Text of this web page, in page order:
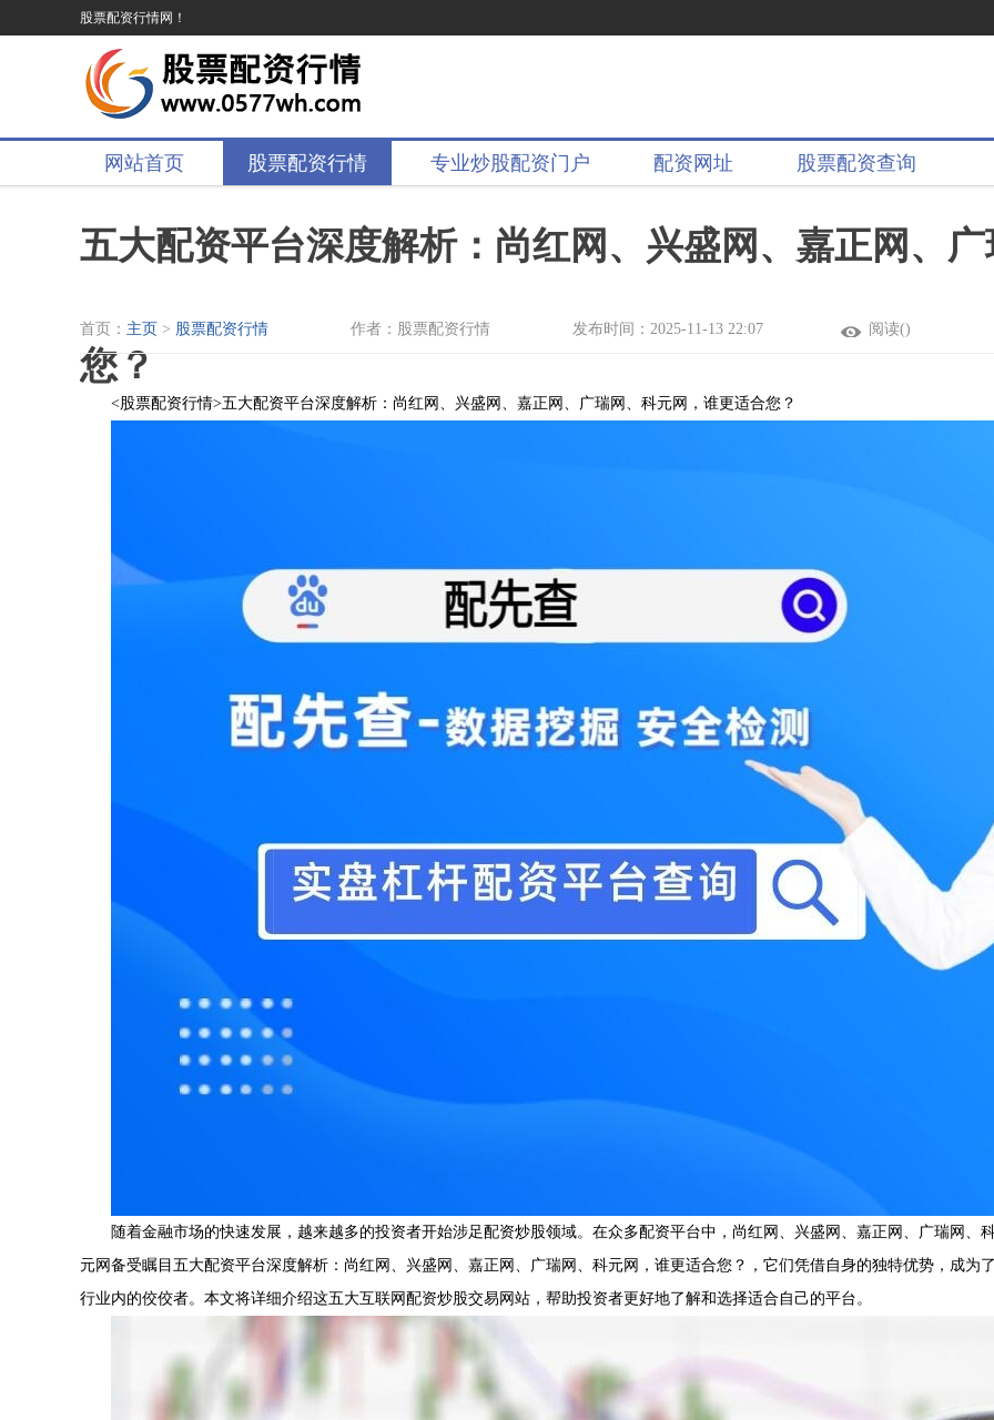
股票配资行情网！
网站首页 股票配资行情 专业炒股配资门户 配资网址 股票配资查询
五大配资平台深度解析：尚红网、兴盛网、嘉正网、
您？
首页： 主页 > 股票配资行情 作者：股票配资行情 发布时间：2025-11-13 22:07 阅读()
<股票配资行情>五大配资平台深度解析：尚红网、兴盛网、嘉正网、广瑞网、科元网，谁更适合您？
随着金融市场的快速发展，越来越多的投资者开始涉足配资炒股领域。在众多配资平台中，尚红网、兴盛网、嘉正网、广瑞网、
元网备受瞩目五大配资平台深度解析：尚红网、兴盛网、嘉正网、广瑞网、科元网，谁更适合您？，它们凭借自身的独特优势，成为
行业内的佼佼者。本文将详细介绍这五大互联网配资炒股交易网站，帮助投资者更好地了解和选择适合自己的平台。